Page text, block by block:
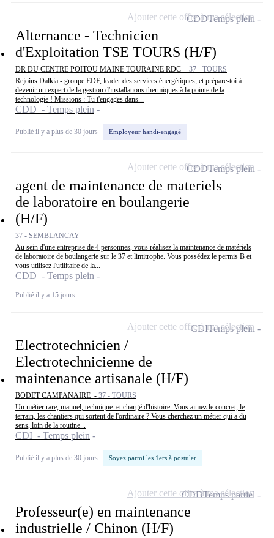
Alternance - Technicien
d'Exploitation TSE TOURS (H/F)
DR DU CENTRE POITOU MAINE TOURAINE RDC - 37 - TOURS
Rejoins Dalkia - groupe EDF, leader des services énergétiques, et prépare-toi à
devenir un expert de la gestion d'installations thermiques à la pointe de la
technologie ! Missions : Tu t'engages dans...
CDD - Temps plein
Publié il y a plus de 30 jours Employeur handi-engagé
CDDTemps plein
Ajouter cette offre à ma sélection
agent de maintenance de materiels
de laboratoire en boulangerie
(H/F)
37 - SEMBLANCAY
Au sein d'une entreprise de 4 personnes, vous réalisez la maintenance de matériels
de laboratoire de boulangerie sur le 37 et limitrophe. Vous possédez le permis B et
vous utilisez l'utilitaire de la...
CDD - Temps plein
Publié il y a 15 jours
CDDTemps plein
Ajouter cette offre à ma sélection
Electrotechnicien /
Electrotechnicienne de
maintenance artisanale (H/F)
BODET CAMPANAIRE - 37 - TOURS
Un métier rare, manuel, technique. et chargé d'histoire. Vous aimez le concret, le
terrain, les chantiers qui sortent de l'ordinaire ? Vous cherchez un métier qui a du
sens, loin de la routine...
CDI - Temps plein
Publié il y a plus de 30 jours Soyez parmi les 1ers à postuler
CDITemps plein
Ajouter cette offre à ma sélection
Professeur(e) en maintenance
industrielle / Chinon (H/F)
CDDTemps partiel
Ajouter cette offre à ma sélection